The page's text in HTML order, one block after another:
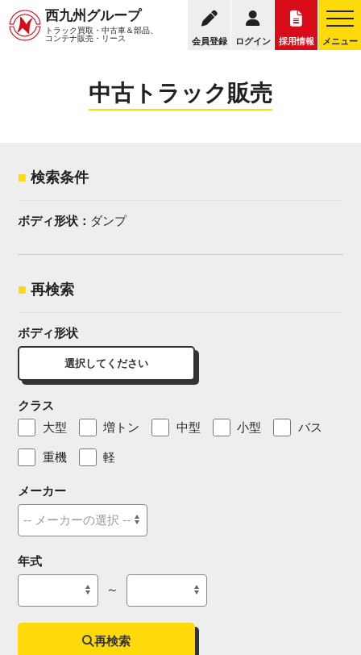
西九州グループ
トラック買取・中古車＆部品、
コンテナ販売・リース
会員登録 ログイン 採用情報 メニュー
中古トラック販売トップ トラック販売について
中古トラック販売
検索条件
ボディ形状： ダンプ
再検索
ボディ形状
選択してください
クラス
大型
増トン 中型 小型 バス
重機 軽
メーカー
年式
～
再検索